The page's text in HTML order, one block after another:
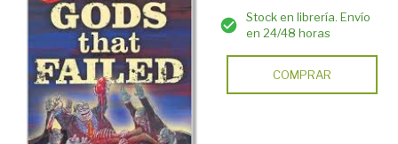
Stock en librería. Envío
en 24/48 horas
COMPRAR